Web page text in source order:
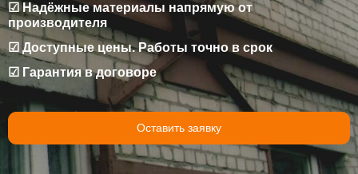
☑ Надёжные материалы напрямую от
производителя
☑ Доступные цены. Работы точно в срок
☑ Гарантия в договоре
Оставить заявку